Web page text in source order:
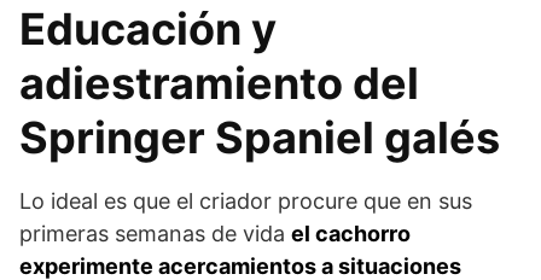
Educación y
adiestramiento del
Springer Spaniel galés
Lo ideal es que el criador procure que en sus
primeras semanas de vida el cachorro
experimente acercamientos a situaciones